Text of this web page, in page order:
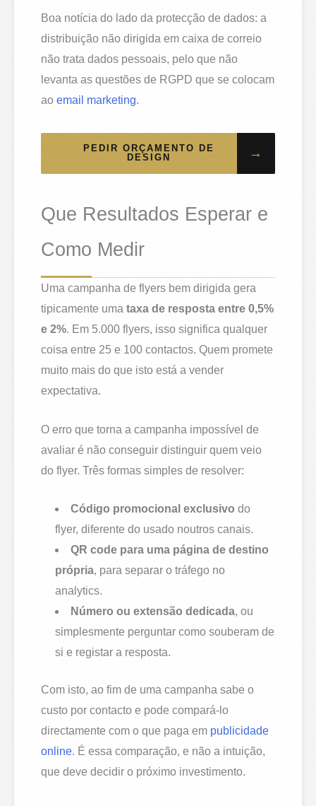
Boa notícia do lado da protecção de dados: a
distribuição não dirigida em caixa de correio
não trata dados pessoais, pelo que não
levanta as questões de RGPD que se colocam
aoemail marketing.
PEDIR ORÇAMENTO DE
DESIGN
→
Que Resultados Esperar e
Como Medir
Uma campanha de flyers bem dirigida gera
tipicamente umataxa de resposta entre 0,5%
e 2%. Em 5.000 flyers, isso significa qualquer
coisa entre 25 e 100 contactos. Quem promete
muito mais do que isto está a vender
expectativa.
O erro que torna a campanha impossível de
avaliar é não conseguir distinguir quem veio
do flyer. Três formas simples de resolver:
Código promocional exclusivo do
flyer, diferente do usado noutros canais.
QR code para uma página de destino
própria, para separar o tráfego no
analytics.
Número ou extensão dedicada, ou
simplesmente perguntar como souberam de
si e registar a resposta.
Com isto, ao fim de uma campanha sabe o
custo por contacto e pode compará-lo
directamente com o que paga em publicidade
online. É essa comparação, e não a intuição,
que deve decidir o próximo investimento.